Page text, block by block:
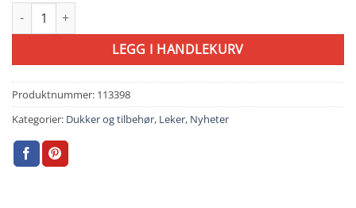
Konges Sløjd Odette Doll antall
LEGG I HANDLEKURV
Produktnummer: 113398
Kategorier: Dukker og tilbehør, Leker, Nyheter